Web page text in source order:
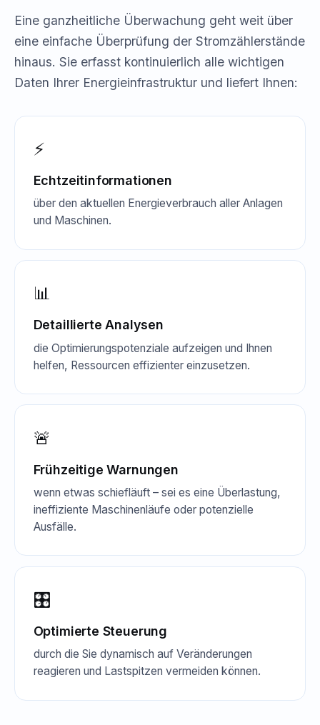
Eine ganzheitliche Überwachung geht weit über
eine einfache Überprüfung der Stromzählerstände
hinaus. Sie erfasst kontinuierlich alle wichtigen
Daten Ihrer Energieinfrastruktur und liefert Ihnen:
⚡
Echtzeitinformationen
über den aktuellen Energieverbrauch aller Anlagen
und Maschinen.
📊
Detaillierte Analysen
die Optimierungspotenziale aufzeigen und Ihnen
helfen, Ressourcen effizienter einzusetzen.
🚨
Frühzeitige Warnungen
wenn etwas schiefläuft – sei es eine Überlastung,
ineffiziente Maschinenläufe oder potenzielle
Ausfälle.
🎛️
Optimierte Steuerung
durch die Sie dynamisch auf Veränderungen
reagieren und Lastspitzen vermeiden können.